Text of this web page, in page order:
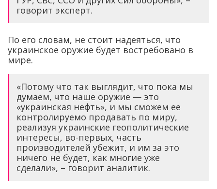
говорит эксперт.
По его словам, не стоит надеяться, что
украинское оружие будет востребовано в
мире.
«Потому что так выглядит, что пока мы
думаем, что наше оружие — это
«украинская нефть», и мы сможем ее
контролируемо продавать по миру,
реализуя украинские геополитические
интересы, во-первых, часть
производителей убежит, и им за это
ничего не будет, как многие уже
сделали», – говорит аналитик.